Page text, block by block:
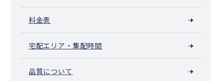
料金表
宅配エリア・集配時間
品質について